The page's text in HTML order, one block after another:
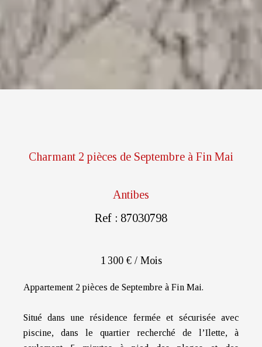
Charmant 2 pièces de Septembre à Fin Mai
Antibes
Ref : 87030798
1 300 € / Mois
Appartement 2 pièces de Septembre à Fin Mai.
Situé dans une résidence fermée et sécurisée avec
piscine, dans le quartier recherché de l’Ilette, à